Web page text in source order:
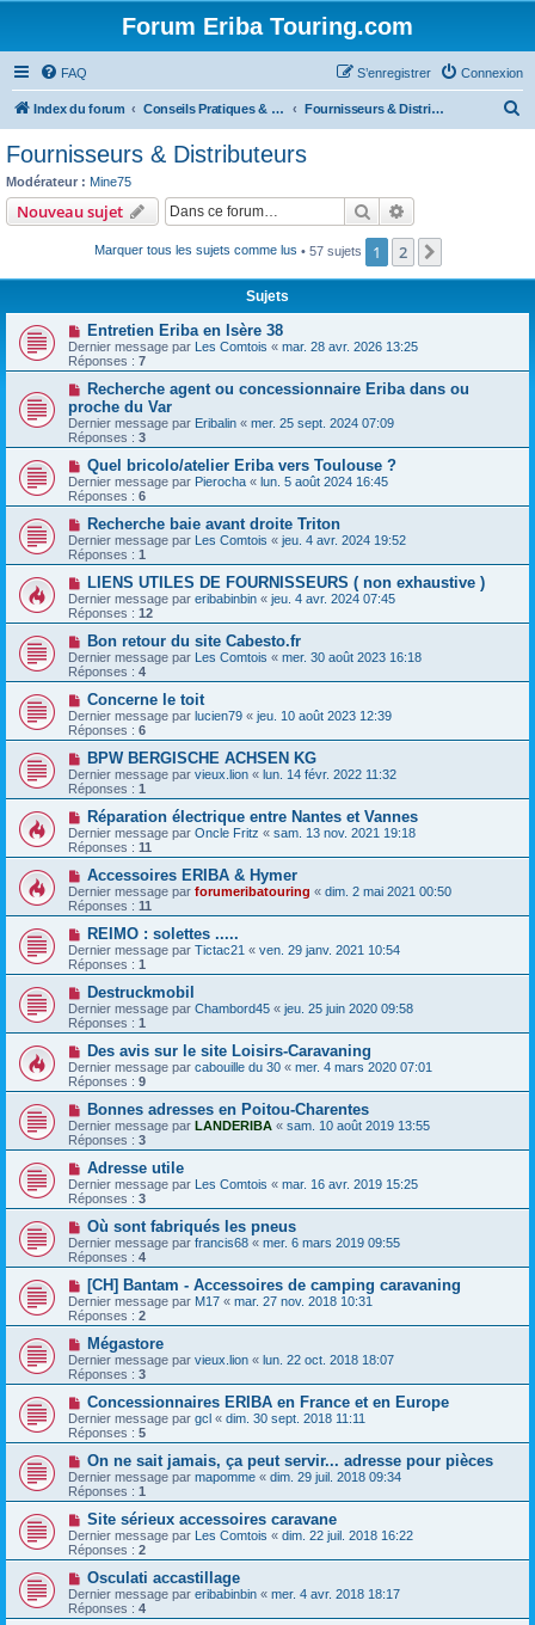
Forum Eriba Touring.com
FAQ Connexion
S’enregistrer
Index du forum Conseils Pratiques & Art de voyager Fournisseurs & Distributeurs
c
Fournisseurs & Distributeurs
Modérateur : Mine75
Nouveau sujet Rechercher
Marquer tous les sujets comme lus • 57 sujets 1 2
Sujets
Entretien Eriba en Isère 38
Dernier message par Les Comtois « mar. 28 avr. 2026 13:25
Réponses : 7
Recherche agent ou concessionnaire Eriba dans ou
proche du Var
Dernier message par Eribalin « mer. 25 sept. 2024 07:09
Réponses : 3
Quel bricolo/atelier Eriba vers Toulouse ?
Dernier message par Pierocha « lun. 5 août 2024 16:45
Réponses : 6
Recherche baie avant droite Triton
Dernier message par Les Comtois « jeu. 4 avr. 2024 19:52
Réponses : 1
LIENS UTILES DE FOURNISSEURS ( non exhaustive )
Dernier message par eribabinbin « jeu. 4 avr. 2024 07:45
Réponses : 12
Bon retour du site Cabesto.fr
Dernier message par Les Comtois « mer. 30 août 2023 16:18
Réponses : 4
Concerne le toit
Dernier message par lucien79 « jeu. 10 août 2023 12:39
Réponses : 6
BPW BERGISCHE ACHSEN KG
Dernier message par vieux.lion « lun. 14 févr. 2022 11:32
Réponses : 1
Réparation électrique entre Nantes et Vannes
Dernier message par Oncle Fritz « sam. 13 nov. 2021 19:18
Réponses : 11
Accessoires ERIBA & Hymer
Dernier message par forumeribatouring « dim. 2 mai 2021 00:50
Réponses : 11
REIMO : solettes .....
Dernier message par Tictac21 « ven. 29 janv. 2021 10:54
Réponses : 1
Destruckmobil
Dernier message par Chambord45 « jeu. 25 juin 2020 09:58
Réponses : 1
Des avis sur le site Loisirs-Caravaning
Dernier message par cabouille du 30 « mer. 4 mars 2020 07:01
Réponses : 9
Bonnes adresses en Poitou-Charentes
Dernier message par LANDERIBA « sam. 10 août 2019 13:55
Réponses : 3
Adresse utile
Dernier message par Les Comtois « mar. 16 avr. 2019 15:25
Réponses : 3
Où sont fabriqués les pneus
Dernier message par francis68 « mer. 6 mars 2019 09:55
Réponses : 4
[CH] Bantam - Accessoires de camping caravaning
Dernier message par M17 « mar. 27 nov. 2018 10:31
Réponses : 2
Mégastore
Dernier message par vieux.lion « lun. 22 oct. 2018 18:07
Réponses : 3
Concessionnaires ERIBA en France et en Europe
Dernier message par gcl « dim. 30 sept. 2018 11:11
Réponses : 5
On ne sait jamais, ça peut servir... adresse pour pièces
Dernier message par mapomme « dim. 29 juil. 2018 09:34
Réponses : 1
Site sérieux accessoires caravane
Dernier message par Les Comtois « dim. 22 juil. 2018 16:22
Réponses : 2
Osculati accastillage
Dernier message par eribabinbin « mer. 4 avr. 2018 18:17
Réponses : 4